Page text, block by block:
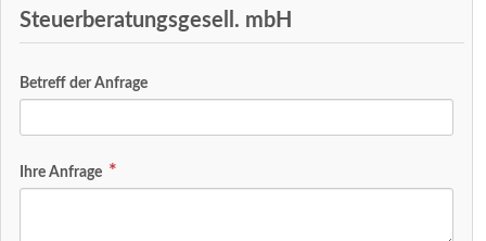
Steuerberatungsgesell. mbH
Betreff der Anfrage
Ihre Anfrage